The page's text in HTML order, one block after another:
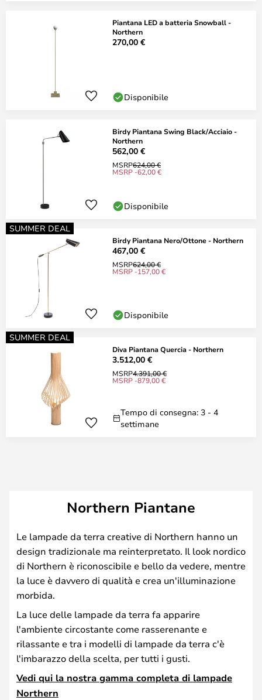
Piantana LED a batteria Snowball -
Northern
270,00 €
Disponibile
Birdy Piantana Swing Black/Acciaio -
Northern
562,00 €
MSRP624,00 €
MSRP -62,00 €
Disponibile
SUMMER DEAL
Birdy Piantana Nero/Ottone - Northern
467,00 €
MSRP624,00 €
MSRP -157,00 €
Disponibile
SUMMER DEAL
Diva Piantana Quercia - Northern
3.512,00 €
MSRP4.391,00 €
MSRP -879,00 €
Tempo di consegna: 3 - 4
settimane
Northern Piantane
Le lampade da terra creative di Northern hanno un
design tradizionale ma reinterpretato. Il look nordico
di Northern è riconoscibile e bello da vedere, mentre
la luce è davvero di qualità e crea un'illuminazione
morbida.
La luce delle lampade da terra fa apparire
l'ambiente circostante come rasserenante e
rilassante e tra i modelli di lampade da terra c'è
l'imbarazzo della scelta, per tutti i gusti.
Vedi qui la nostra gamma completa di lampade
Northern